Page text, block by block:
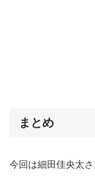
まとめ
今回は細田佳央太